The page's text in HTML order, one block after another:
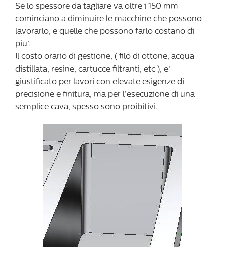
Se lo spessore da tagliare va oltre i 150 mm
cominciano a diminuire le macchine che possono
lavorarlo, e quelle che possono farlo costano di
piu’.
Il costo orario di gestione, ( filo di ottone, acqua
distillata, resine, cartucce filtranti, etc ), e’
giustificato per lavori con elevate esigenze di
precisione e finitura, ma per l’esecuzione di una
semplice cava, spesso sono proibitivi.